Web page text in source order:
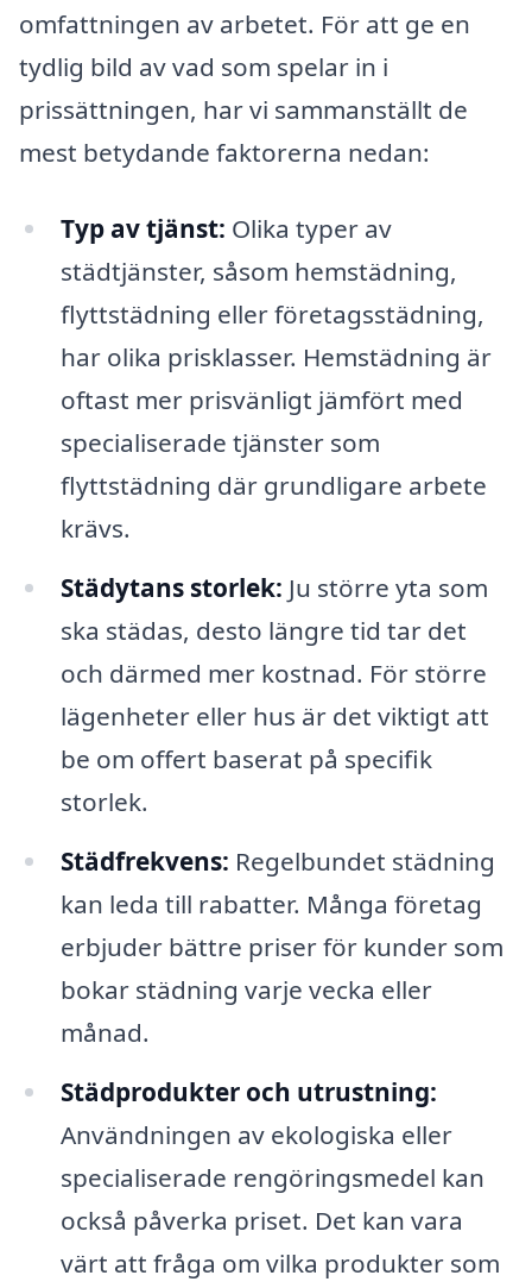
omfattningen av arbetet. För att ge en
tydlig bild av vad som spelar in i
prissättningen, har vi sammanställt de
mest betydande faktorerna nedan:
Typ av tjänst: Olika typer av
städtjänster, såsom hemstädning,
flyttstädning eller företagsstädning,
har olika prisklasser. Hemstädning är
oftast mer prisvänligt jämfört med
specialiserade tjänster som
flyttstädning där grundligare arbete
krävs.
Städytans storlek: Ju större yta som
ska städas, desto längre tid tar det
och därmed mer kostnad. För större
lägenheter eller hus är det viktigt att
be om offert baserat på specifik
storlek.
Städfrekvens: Regelbundet städning
kan leda till rabatter. Många företag
erbjuder bättre priser för kunder som
bokar städning varje vecka eller
månad.
Städprodukter och utrustning:
Användningen av ekologiska eller
specialiserade rengöringsmedel kan
också påverka priset. Det kan vara
värt att fråga om vilka produkter som